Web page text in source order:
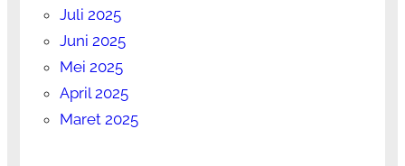
Juli 2025
Juni 2025
Mei 2025
April 2025
Maret 2025